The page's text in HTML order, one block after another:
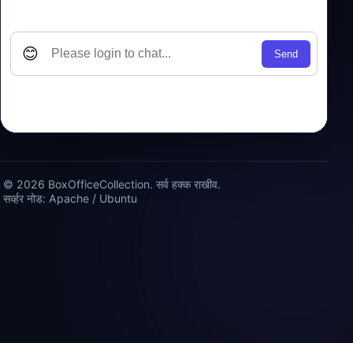
© 2026 BoxOfficeCollection. सर्व हक्क राखीव.
सर्व्हर नोड: Apache / Ubuntu